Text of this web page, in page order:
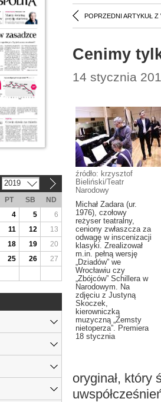
POPRZEDNI ARTYKUŁ Z
Cenimy
14 stycznia
źródło: krzysztof
Bieliński/Teatr
Narodowy
Michał Zadara (ur.
1976), czołowy
reżyser teatralny,
ceniony zwłaszcza za
odwagę w inscenizacji
klasyki. Zrealizował
m.in. pełną wersję
„Dziadów” we
Wrocławiu czy
„Zbójców” Schillera w
Narodowym. Na
zdjęciu z Justyną
Skoczek,
kierowniczką
muzyczną „Zemsty
nietoperza”. Premiera
18 stycznia
oryginał, który
2019
PT SB
ND
4 5
6
11 12
13
18 19
20
25 26
27